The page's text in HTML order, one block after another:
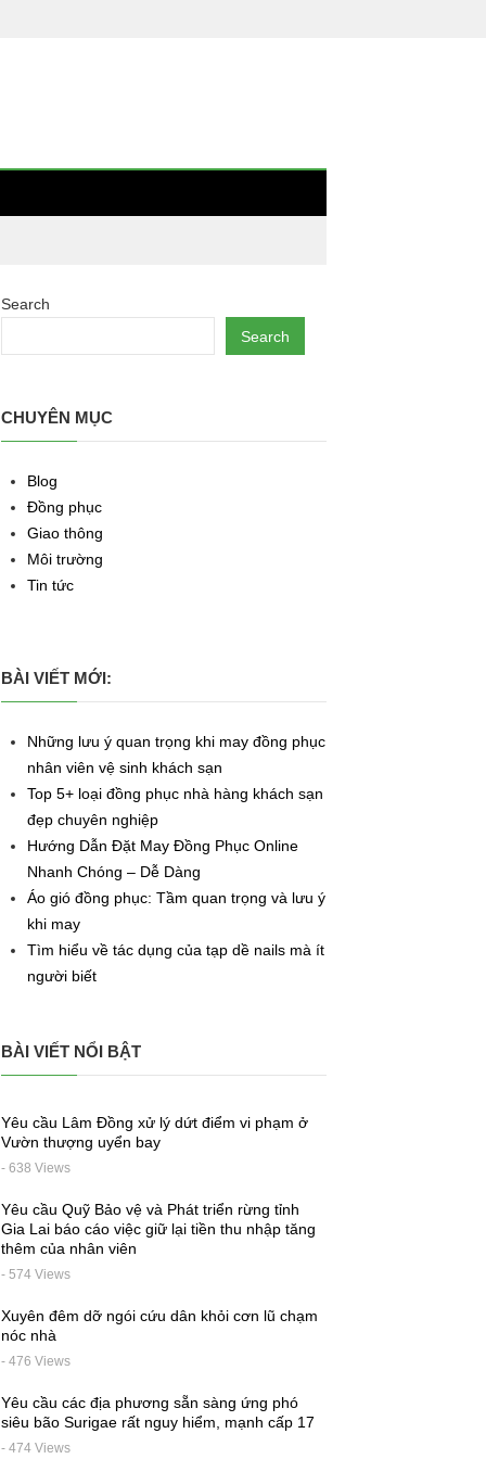
Search
Search
CHUYÊN MỤC
Blog
Đồng phục
Giao thông
Môi trường
Tin tức
BÀI VIẾT MỚI:
Những lưu ý quan trọng khi may đồng phục
nhân viên vệ sinh khách sạn
Top 5+ loại đồng phục nhà hàng khách sạn
đẹp chuyên nghiệp
Hướng Dẫn Đặt May Đồng Phục Online
Nhanh Chóng – Dễ Dàng
Áo gió đồng phục: Tầm quan trọng và lưu ý
khi may
Tìm hiểu về tác dụng của tạp dề nails mà ít
người biết
BÀI VIẾT NỔI BẬT
Yêu cầu Lâm Đồng xử lý dứt điểm vi phạm ở
Vườn thượng uyển bay
- 638 Views
Yêu cầu Quỹ Bảo vệ và Phát triển rừng tỉnh
Gia Lai báo cáo việc giữ lại tiền thu nhập tăng
thêm của nhân viên
- 574 Views
Xuyên đêm dỡ ngói cứu dân khỏi cơn lũ chạm
nóc nhà
- 476 Views
Yêu cầu các địa phương sẵn sàng ứng phó
siêu bão Surigae rất nguy hiểm, mạnh cấp 17
- 474 Views